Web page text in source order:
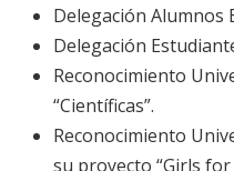
Delegación Alumnos
Delegación
Reconocimiento
“Científicas”.
Reconocimiento
su proyecto “Girls